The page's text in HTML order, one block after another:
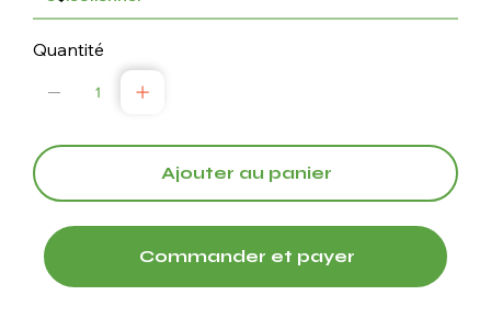
Quantité
Ajouter au panier
Commander et payer